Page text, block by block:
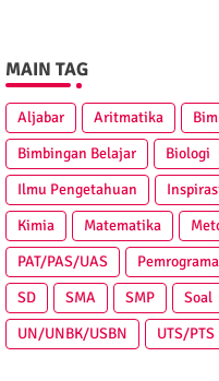
MAIN TAG
Aljabar Aritmatika
Bimbingan Belajar
Biologi
Ilmu Pengetahuan
Kimia
Matematika
PAT/PAS/UAS
SD
SMA SMP Soal
UN/UNBK/USBN
UTS/PTS